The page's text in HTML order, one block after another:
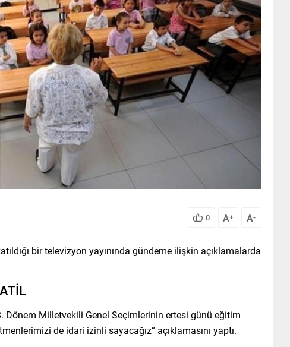
0 A+ A-
bir televizyon yayınında gündeme ilişkin açıklamalarda
Dönem Milletvekili Genel Seçimlerinin ertesi günü eğitim
de idari izinli sayacağız” açıklamasını yaptı.